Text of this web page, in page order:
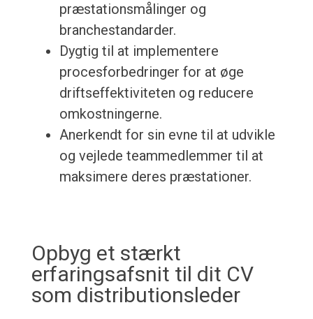
præstationsmålinger og
branchestandarder.
Dygtig til at implementere
procesforbedringer for at øge
driftseffektiviteten og reducere
omkostningerne.
Anerkendt for sin evne til at udvikle
og vejlede teammedlemmer til at
maksimere deres præstationer.
Opbyg et stærkt
erfaringsafsnit til dit CV
som distributionsleder